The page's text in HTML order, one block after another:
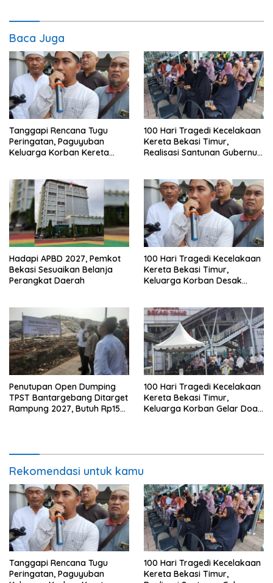
Baca Juga
Tanggapi Rencana Tugu
Peringatan, Paguyuban
Keluarga Korban Kereta
Keselamatan Lebih Dulu
100 Hari Tragedi Kecelakaan
Kereta Bekasi Timur,
Realisasi Santunan Gubernur
Hadapi APBD 2027, Pemkot
Bekasi Sesuaikan Belanja
Perangkat Daerah
100 Hari Tragedi Kecelakaan
Kereta Bekasi Timur,
Keluarga Korban Desak
Penutupan Open Dumping
TPST Bantargebang Ditarget
Rampung 2027, Butuh Rp150
100 Hari Tragedi Kecelakaan
Kereta Bekasi Timur,
Keluarga Korban Gelar Doa
Rekomendasi untuk kamu
Tanggapi Rencana Tugu
Peringatan, Paguyuban
100 Hari Tragedi Kecelakaan
Kereta Bekasi Timur,